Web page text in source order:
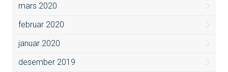
mars 2020
februar 2020
januar 2020
desember 2019